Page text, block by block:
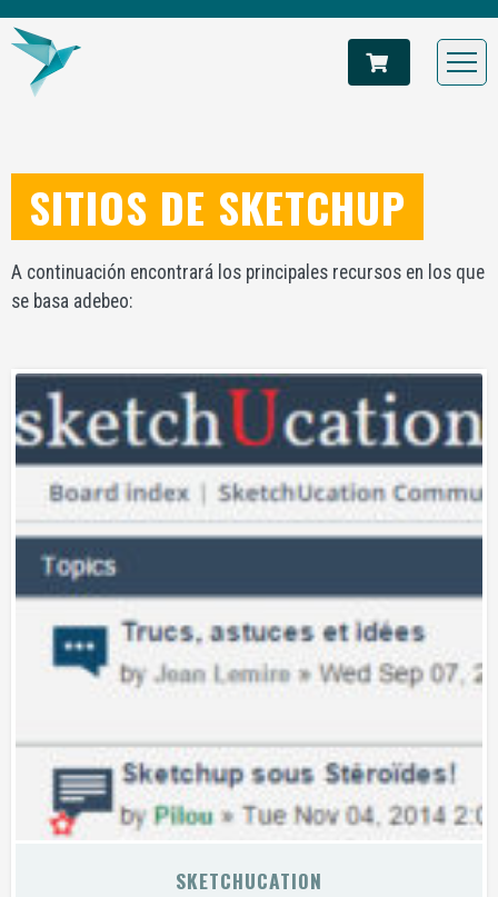
SITIOS DE SKETCHUP
A continuación encontrará los principales recursos en los que
se basa adebeo:
SKETCHUCATION